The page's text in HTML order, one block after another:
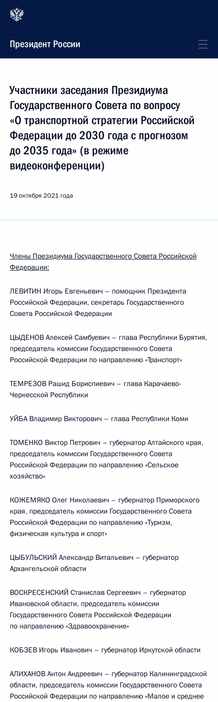
Президент России
Участники заседания Президиума
Государственного Совета по вопросу
«О транспортной стратегии Российской
Федерации до 2030 года с прогнозом
до 2035 года» (в режиме
видеоконференции)
19 октября 2021 года
Члены Президиума Государственного Совета Российской
Федерации:
ЛЕВИТИН Игорь Евгеньевич – помощник Президента
Российской Федерации, секретарь Государственного
Совета Российской Федерации
ЦЫДЕНОВ Алексей Самбуевич – глава Республики Бурятия,
председатель комиссии Государственного Совета
Российской Федерации по направлению «Транспорт»
ТЕМРЕЗОВ Рашид Бориспиевич – глава Карачаево-
Черкесской Республики
УЙБА Владимир Викторович – глава Республики Коми
ТОМЕНКО Виктор Петрович – губернатор Алтайского края,
председатель комиссии Государственного Совета
Российской Федерации по направлению «Сельское
хозяйство»
КОЖЕМЯКО Олег Николаевич – губернатор Приморского
края, председатель комиссии Государственного Совета
Российской Федерации по направлению «Туризм,
физическая культура и спорт»
ЦЫБУЛЬСКИЙ Александр Витальевич – губернатор
Архангельской области
ВОСКРЕСЕНСКИЙ Станислав Сергеевич – губернатор
Ивановской области, председатель комиссии
Государственного Совета Российской Федерации
по направлению «Здравоохранение»
КОБЗЕВ Игорь Иванович – губернатор Иркутской области
АЛИХАНОВ Антон Андреевич – губернатор Калининградской
области, председатель комиссии Государственного Совета
Российской Федерации по направлению «Малое и среднее